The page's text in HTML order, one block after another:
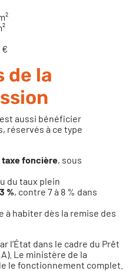
€
de la
aussi bénéficier
réservés à ce type
taxe foncière, sous
du taux plein
%, contre 7 à 8 % dans
à habiter dès la remise des
l’État dans le cadre du Prêt
Le ministère de la
le fonctionnement complet.